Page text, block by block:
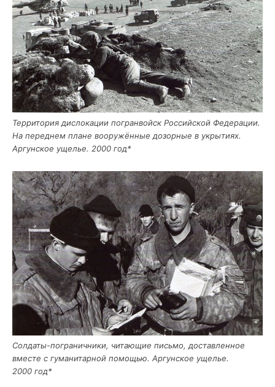
Тер­ри­то­рия дис­ло­ка­ции погран­войск Рос­сий­ской Феде­ра­ции.
На перед­нем плане воору­жён­ные дозор­ные в укры­ти­ях.
Аргун­ское уще­лье. 2000 год*
Сол­да­ты-погра­нич­ни­ки, чита­ю­щие пись­мо, достав­лен­ное
вме­сте с гума­ни­тар­ной помо­щью. Аргун­ское уще­лье.
2000 год*